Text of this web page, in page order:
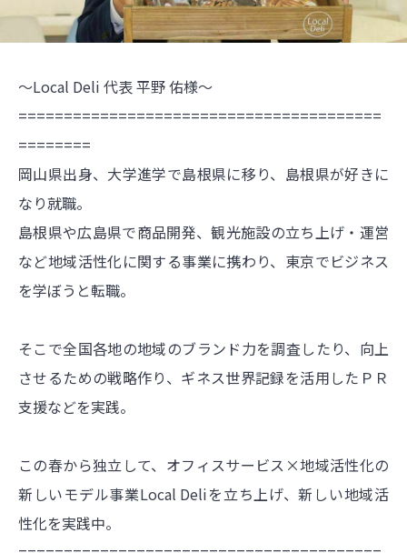
～Local Deli 代表 平野 佑様～
========================================
========
岡山県出身、大学進学で島根県に移り、島根県が好きに
なり就職。
島根県や広島県で商品開発、観光施設の立ち上げ・運営
など地域活性化に関する事業に携わり、東京でビジネス
を学ぼうと転職。
そこで全国各地の地域のブランド力を調査したり、向上
させるための戦略作り、ギネス世界記録を活用したＰＲ
支援などを実践。
この春から独立して、オフィスサービス×地域活性化の
新しいモデル事業Local Deliを立ち上げ、新しい地域活
性化を実践中。